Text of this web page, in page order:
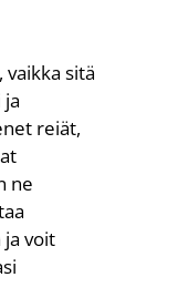
sitä
reiät,
ne
voit